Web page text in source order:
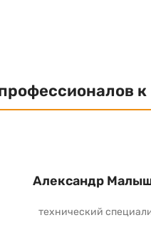
Александр
технический